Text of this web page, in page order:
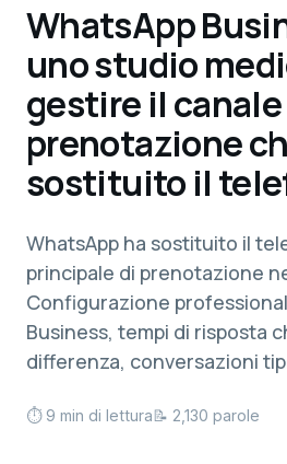
WhatsApp
uno studio
gestire il canale
prenotazione
sostituito il
WhatsApp ha sostituito il
principale di prenotazione
Configurazione
Business, tempi di risposta
differenza, conversazioni
⏱ 9 min di lettura📝 2,130 parole